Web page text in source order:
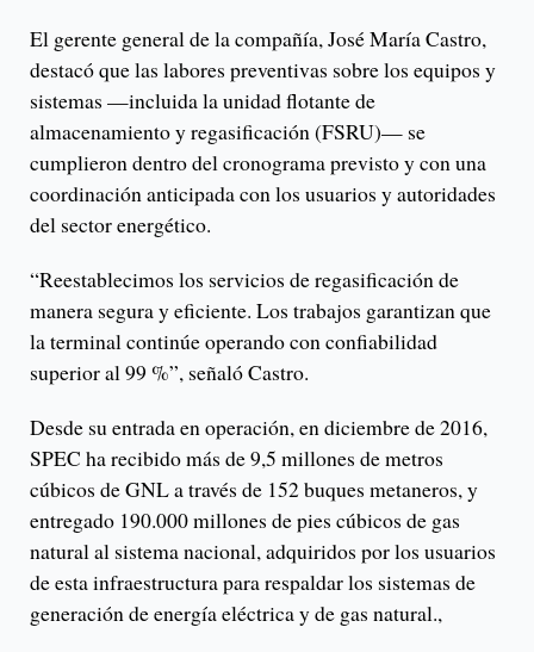
El gerente general de la compañía, José María Castro,
destacó que las labores preventivas sobre los equipos y
sistemas —incluida la unidad flotante de
almacenamiento y regasificación (FSRU)— se
cumplieron dentro del cronograma previsto y con una
coordinación anticipada con los usuarios y autoridades
del sector energético.
“Reestablecimos los servicios de regasificación de
manera segura y eficiente. Los trabajos garantizan que
la terminal continúe operando con confiabilidad
superior al 99 %”, señaló Castro.
Desde su entrada en operación, en diciembre de 2016,
SPEC ha recibido más de 9,5 millones de metros
cúbicos de GNL a través de 152 buques metaneros, y
entregado 190.000 millones de pies cúbicos de gas
natural al sistema nacional, adquiridos por los usuarios
de esta infraestructura para respaldar los sistemas de
generación de energía eléctrica y de gas natural.,